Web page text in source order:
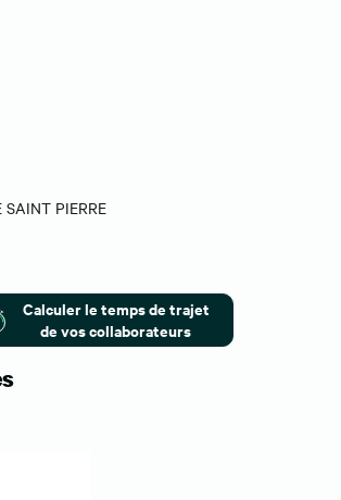
PIERRE
Calculer le temps de trajet
de vos collaborateurs